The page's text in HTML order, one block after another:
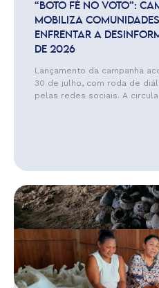
“BOTO FÉ NO VOTO”:
MOBILIZA
ENFRENTAR A
DE 2026
Lançamento da campanha
30 de julho, com roda de
pelas redes sociais. A